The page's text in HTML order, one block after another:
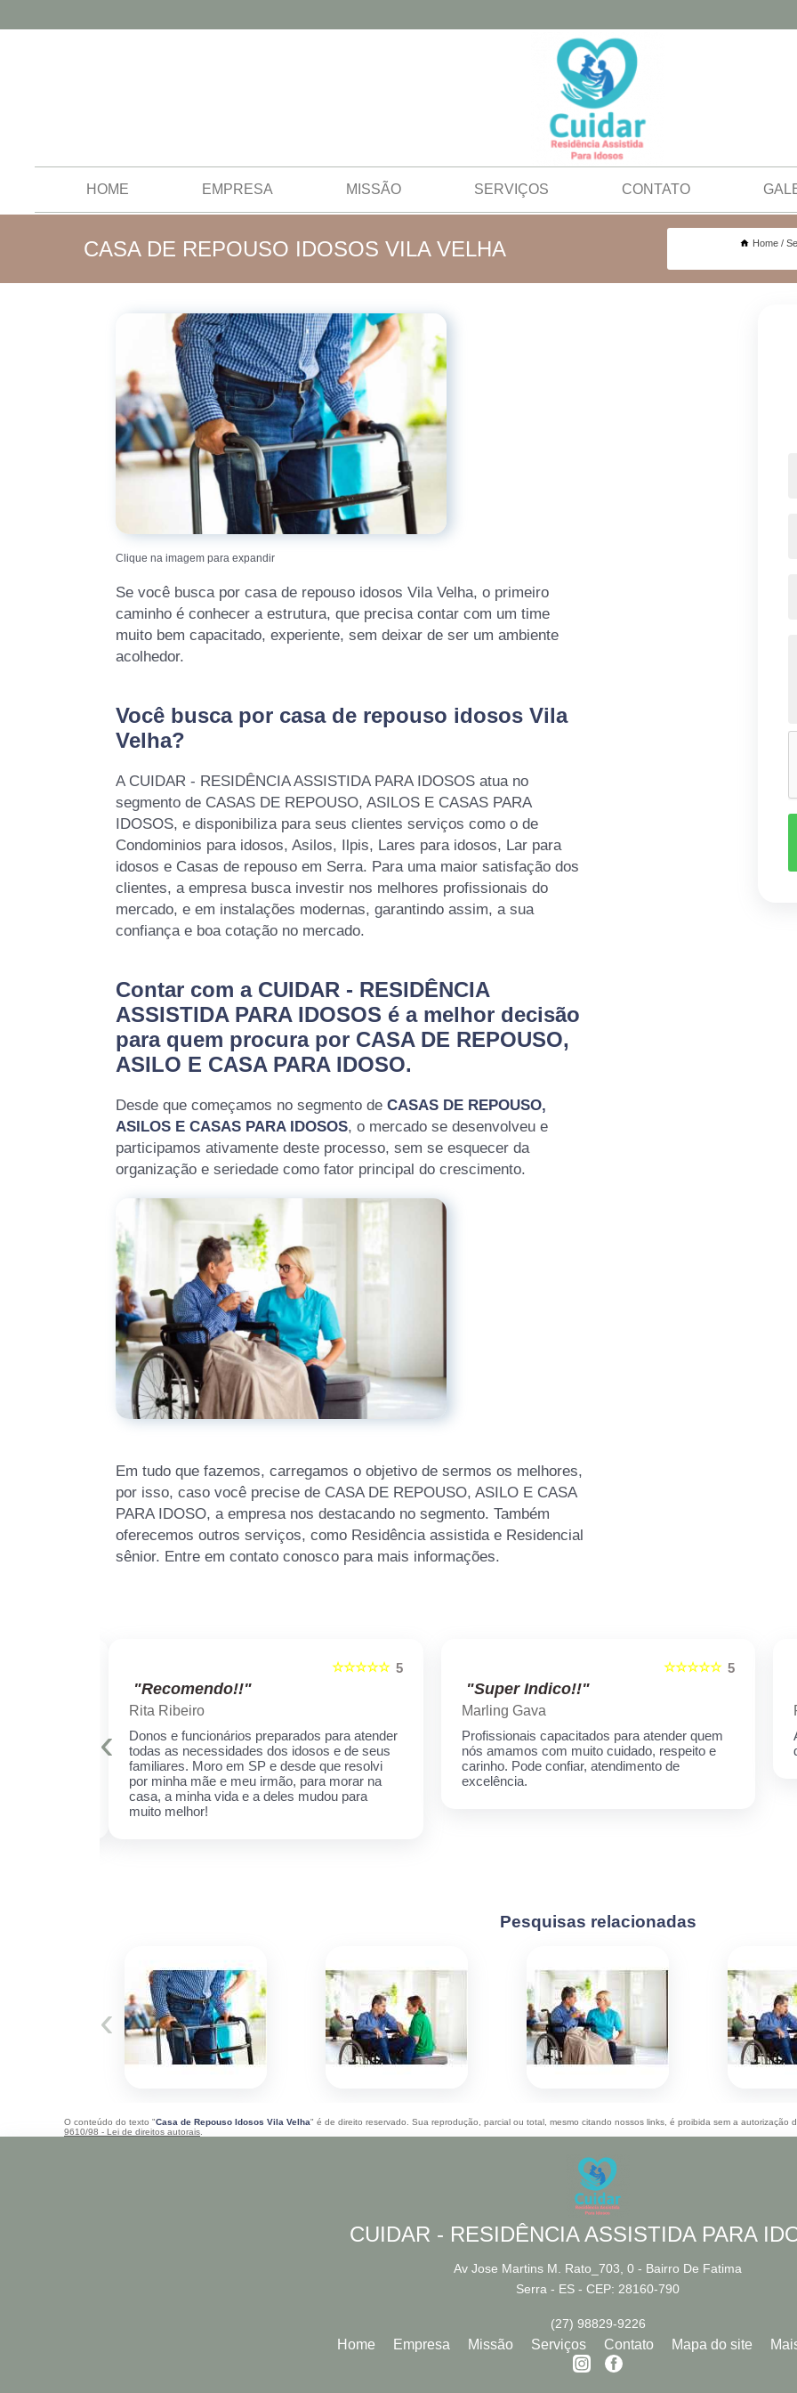
HOME EMPRESA MISSÃO SERVIÇOS CONTATO
CASA DE REPOUSO IDOSOS VILA VELHA Home
Clique na imagem para expandir
Se você busca por casa de repouso idosos Vila Velha, o primeiro
caminho é conhecer a estrutura, que precisa contar com um time
muito bem capacitado, experiente, sem deixar de ser um ambiente
acolhedor.
Você busca por casa de repouso idosos Vila
Velha?
A CUIDAR - RESIDÊNCIA ASSISTIDA PARA IDOSOS atua no
segmento de CASAS DE REPOUSO, ASILOS E CASAS PARA
IDOSOS, e disponibiliza para seus clientes serviços como o de
Condominios para idosos, Asilos, Ilpis, Lares para idosos, Lar para
idosos e Casas de repouso em Serra. Para uma maior satisfação dos
clientes, a empresa busca investir nos melhores profissionais do
mercado, e em instalações modernas, garantindo assim, a sua
confiança e boa cotação no mercado.
Contar com a CUIDAR - RESIDÊNCIA
ASSISTIDA PARA IDOSOS é a melhor decisão
para quem procura por CASA DE REPOUSO,
ASILO E CASA PARA IDOSO.
Desde que começamos no segmento de CASAS DE REPOUSO,
ASILOS E CASAS PARA IDOSOS, o mercado se desenvolveu e
participamos ativamente deste processo, sem se esquecer da
organização e seriedade como fator principal do crescimento.
Em tudo que fazemos, carregamos o objetivo de sermos os melhores,
por isso, caso você precise de CASA DE REPOUSO, ASILO E CASA
PARA IDOSO, a empresa nos destacando no segmento. Também
oferecemos outros serviços, como Residência assistida e Residencial
sênior. Entre em contato conosco para mais informações.
5
☆☆☆☆☆
"Recomendo!!"
Rita Ribeiro
Donos e funcionários preparados para atender
todas as necessidades dos idosos e de seus
familiares. Moro em SP e desde que resolvi
por minha mãe e meu irmão, para morar na
casa, a minha vida e a deles mudou para
muito melhor!
5
☆☆☆☆☆
"Super Indico!!"
Marling Gava
Profissionais capacitados para atender quem
nós amamos com muito cuidado, respeito e
carinho. Pode confiar, atendimento de
excelência.
‹
Pesquisas relacionadas
‹
O conteúdo do texto "Casa de Repouso Idosos Vila Velha" é de direito reservado. Sua reprodução, parcial ou total, mesmo citando nossos links, é proibida sem a
9610/98 - Lei de direitos autorais
CUIDAR - RESIDÊNCIA ASSISTIDA PARA
Av Jose Martins M. Rato_703, 0 - Bairro De Fatima
Serra - ES - CEP: 28160-790
(27) 98829-9226
Home Empresa Missão Serviços Contato Mapa do site